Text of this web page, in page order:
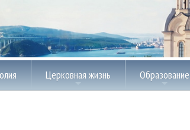
Церковная жизнь Образование